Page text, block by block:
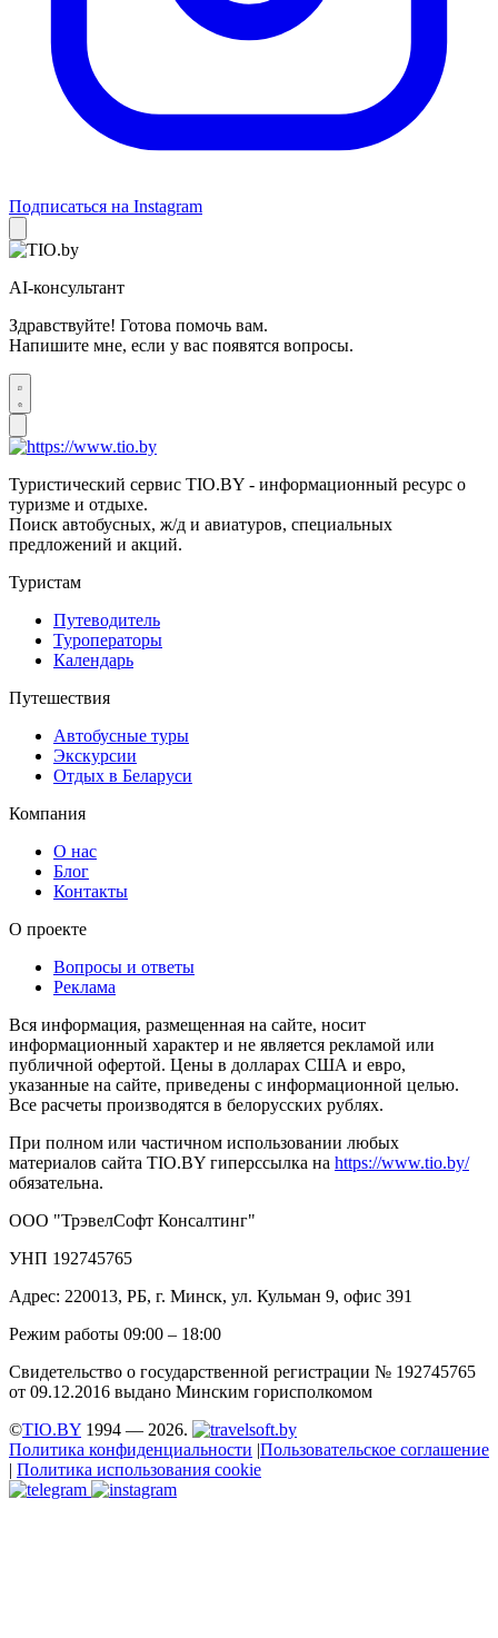
Подписаться на Instagram
AI-консультант
Здравствуйте! Готова помочь вам.
Напишите мне, если у вас появятся вопросы.
Туристический сервис TIO.BY - информационный ресурс о
туризме и отдыхе.
Поиск автобусных, ж/д и авиатуров, специальных
предложений и акций.
Туристам
Путеводитель
Туроператоры
Календарь
Путешествия
Автобусные туры
Экскурсии
Отдых в Беларуси
Компания
О нас
Блог
Контакты
О проекте
Вопросы и ответы
Реклама
Вся информация, размещенная на сайте, носит
информационный характер и не является рекламой или
публичной офертой. Цены в долларах США и евро,
указанные на сайте, приведены с информационной целью.
Все расчеты производятся в белорусских рублях.
При полном или частичном использовании любых
материалов сайта TIO.BY гиперссылка на https://www.tio.by/
обязательна.
ООО "ТрэвелСофт Консалтинг"
УНП 192745765
Адрес: 220013, РБ, г. Минск, ул. Кульман 9, офис 391
Режим работы 09:00 – 18:00
Свидетельство о государственной регистрации № 192745765
от 09.12.2016 выдано Минским горисполкомом
©TIO.BY 1994 — 2026.
Политика конфиденциальности |Пользовательское соглашение
| Политика использования cookie